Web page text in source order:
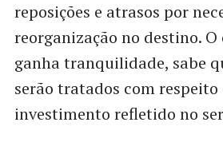
reposições e atrasos por
reorganização no destino.
ganha tranquilidade, sabe
serão tratados com respeito
investimento refletido no